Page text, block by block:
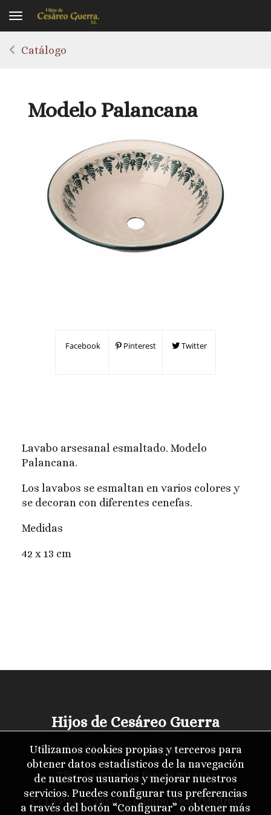
Toggle navigation
Catálogo
Modelo Palancana
Facebook Pinterest Twitter
Lavabo arsesanal esmaltado. Modelo
Palancana.
Los lavabos se esmaltan en varios colores y
se decoran con diferentes cenefas.
Medidas
42 x 13 cm
Hijos de Cesáreo Guerra
info@hijosdecesareoguerra.com
Tfno:91 873 35 45 Fax: 91 874 11 17
C/ La Paz, 6. 28510 - Campo Real (Madrid)
Utilizamos cookies propias y terceros para
obtener datos estadísticos de la navegación
de nuestros usuarios y mejorar nuestros
servicios. Puedes configurar tus preferencias
a través del botón “Configurar” o obtener más